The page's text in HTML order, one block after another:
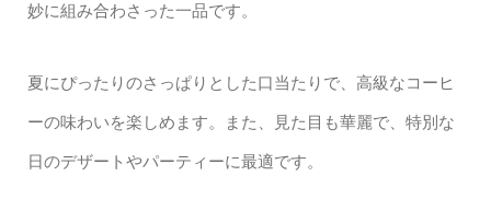
妙に組み合わさった一品です。
夏にぴったりのさっぱりとした口当たりで、高級なコーヒ
ーの味わいを楽しめます。また、見た目も華麗で、特別な
日のデザートやパーティーに最適です。